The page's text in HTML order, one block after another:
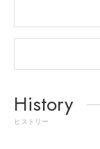
History
ヒストリー